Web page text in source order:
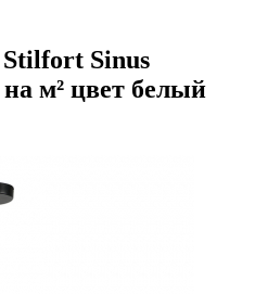
Sinus
м² цвет белый